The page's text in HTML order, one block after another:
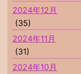
2024年12月
(35)
2024年11月
(31)
2024年10月